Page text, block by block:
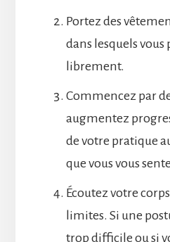
Portez des
dans lesquels
librement.
Commencez par
augmentez
de votre pratique
que vous vous
Écoutez votre
limites. Si une
trop difficile ou si